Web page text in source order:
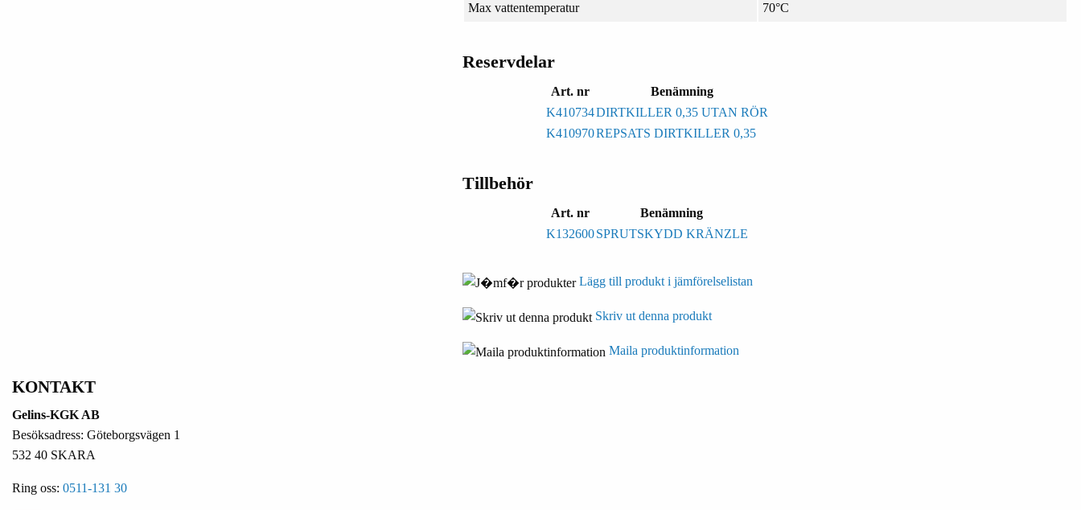
Max vattentemperatur 70°C
Reservdelar
Art. nr
Benämning
K410734DIRTKILLER 0,35 UTAN RÖR
K410970REPSATS DIRTKILLER 0,35
Tillbehör
Art. nr
Benämning
K132600SPRUTSKYDD KRÄNZLE
Lägg till produkt i jämförelselistan
Skriv ut denna produkt
Maila produktinformation
KONTAKT
Gelins-KGK AB
Besöksadress: Göteborgsvägen 1
532 40 SKARA
Ring oss: 0511-131 30